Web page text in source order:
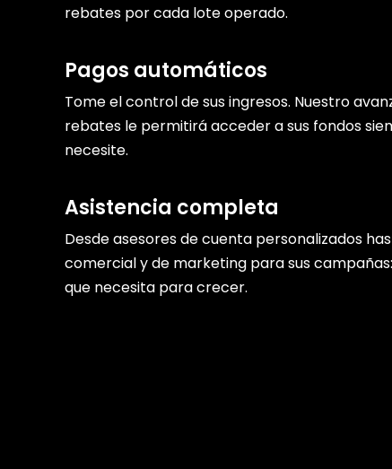
rebates por cada lote operado.
Pagos automáticos
Tome el control de sus ingresos. Nuestro
rebates le permitirá acceder a sus fondos
necesite.
Asistencia completa
Desde asesores de cuenta personalizados
comercial y de marketing para sus
que necesita para crecer.